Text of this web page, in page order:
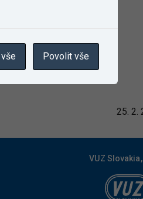
25. 2.
VUZ
Povolit vše